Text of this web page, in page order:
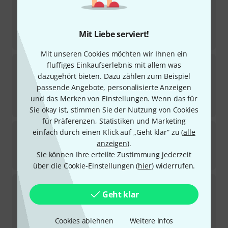
Mit Liebe serviert!
Mit unseren Cookies möchten wir Ihnen ein
fluffiges Einkaufserlebnis mit allem was
dazugehört bieten. Dazu zählen zum Beispiel
passende Angebote, personalisierte Anzeigen
und das Merken von Einstellungen. Wenn das für
Sie okay ist, stimmen Sie der Nutzung von Cookies
für Präferenzen, Statistiken und Marketing
einfach durch einen Klick auf „Geht klar“ zu (alle
anzeigen).
Sie können Ihre erteilte Zustimmung jederzeit
über die Cookie-Einstellungen (hier) widerrufen.
Geht klar
Cookies ablehnen Weitere Infos
1
UVP:119,90 €
-56%
Sela Noah Bell 5 D6
6
13 €
19,90
-35%
SelaSeed Shaker 4-Row Pangi
In 2–3 Wochen lieferbar
24 €
Sela
1
UVP:29,90
-46%